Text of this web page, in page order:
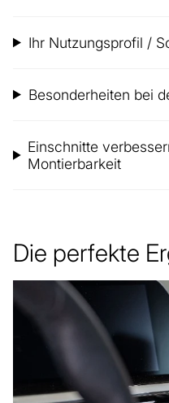
Ihr Nutzungsprofil /
Besonderheiten bei
Einschnitte
Montierbarkeit
Die perfekte